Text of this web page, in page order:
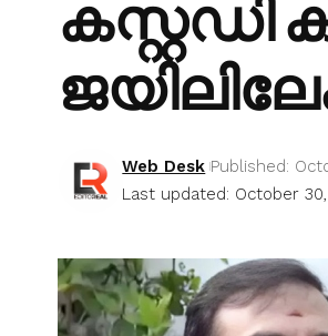
കസ്റ്റഡി
Last updated: October 30,
Web Desk Published: